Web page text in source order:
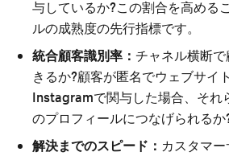
与しているか?この割合を高める
ルの成熟度の先行指標です。
統合顧客識別率： チャネル横断
きるか?顧客が匿名でウェブサイ
Instagramで関与した場合、それ
のプロフィールにつなげられるか
解決までのスピード： カスタマ